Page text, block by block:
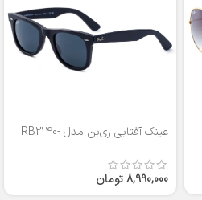
عینک آفتابی ری‌بن مدل RB2140-
8,990,000تومان